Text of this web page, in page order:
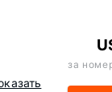
за